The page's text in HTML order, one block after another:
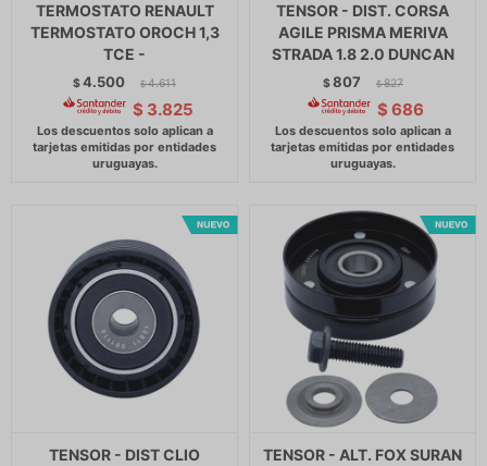
TERMOSTATO RENAULT
TERMOSTATO OROCH 1,3
TCE -
$4.500 $ 4.611
$ 3.825
TENSOR - DIST. CORSA
AGILE PRISMA MERIVA
STRADA 1.8 2.0 DUNCAN
$807 $ 827
$ 686
TENSOR - DIST CLIO
TENSOR - ALT. FOX SURAN